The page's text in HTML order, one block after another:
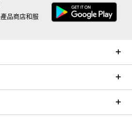
品商店和服